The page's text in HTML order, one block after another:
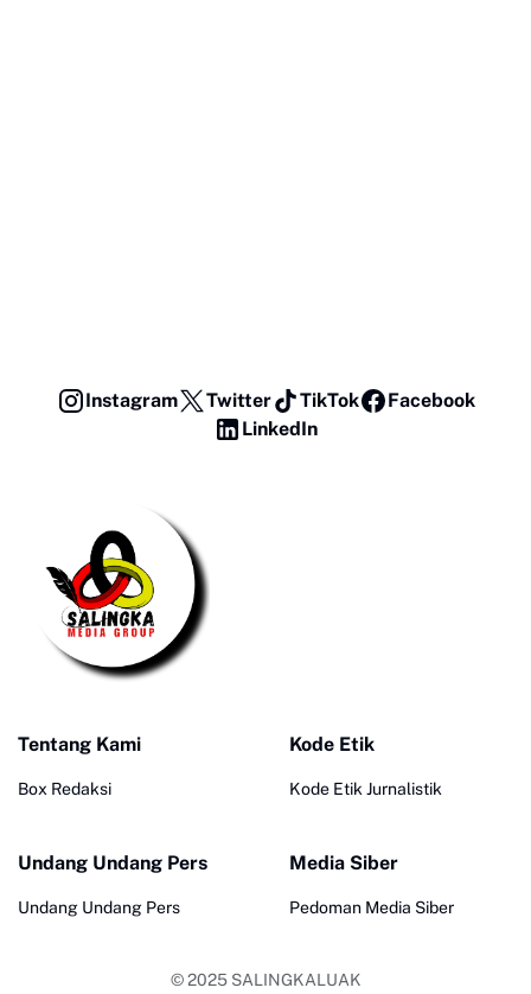
Instagram Twitter TikTok
Facebook
LinkedIn
Tentang Kami
Box Redaksi
Kode Etik
Kode Etik Jurnalistik
Undang Undang Pers
Undang Undang Pers
Media Siber
Pedoman Media Siber
© 2025 SALINGKALUAK